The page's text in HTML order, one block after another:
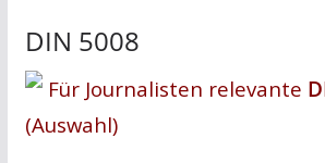
DIN 5008
Für Journalisten relevante
(Auswahl)